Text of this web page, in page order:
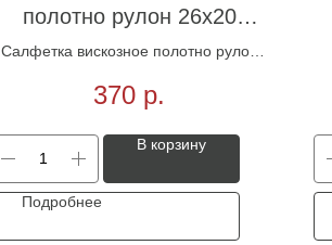
полотно рулон 26х20
200шт
Салфетка вискозное полотно рулон
370 р.
В корзину
Подробнее